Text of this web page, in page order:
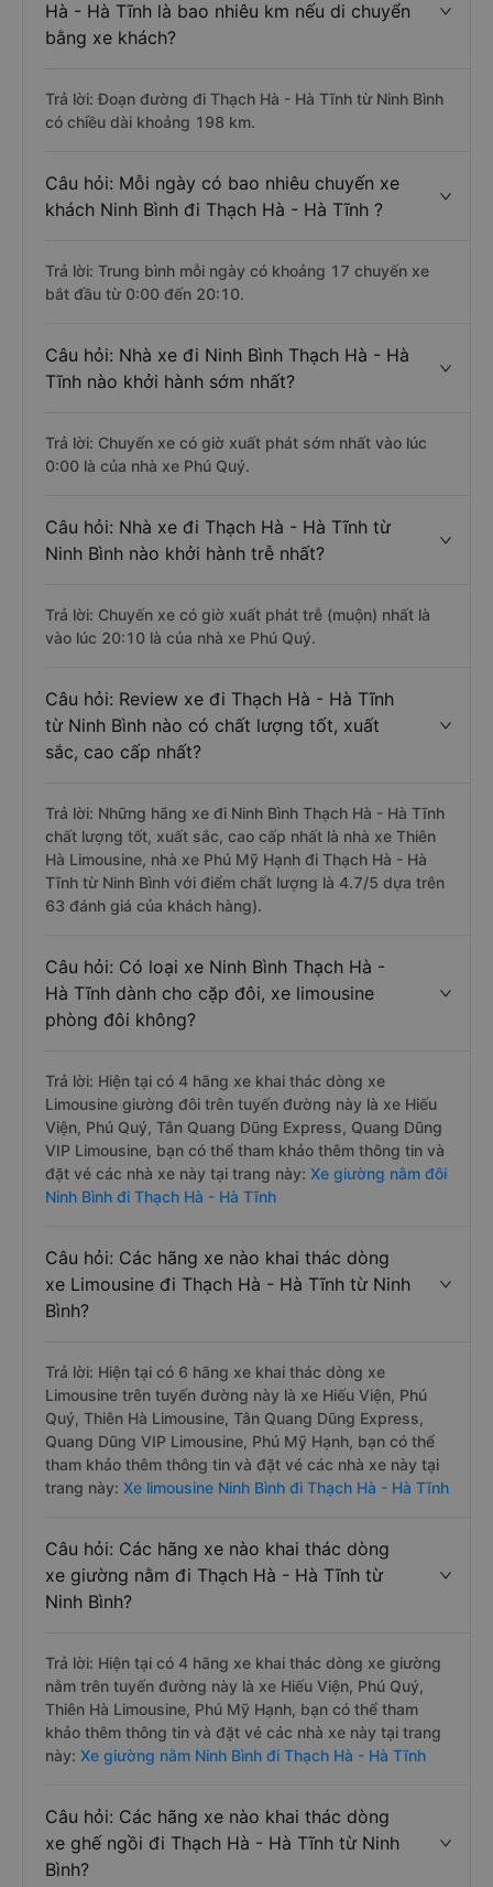
Hà - Hà Tĩnh là bao nhiêu km nếu di chuyển
bằng xe khách?
Trả lời: Đoạn đường đi Thạch Hà - Hà Tĩnh từ Ninh Bình
có chiều dài khoảng 198 km.
Câu hỏi: Mỗi ngày có bao nhiêu chuyến xe
khách Ninh Bình đi Thạch Hà - Hà Tĩnh ?
Trả lời: Trung bình mỗi ngày có khoảng 17 chuyến xe
bắt đầu từ 0:00 đến 20:10.
Câu hỏi: Nhà xe đi Ninh Bình Thạch Hà - Hà
Tĩnh nào khởi hành sớm nhất?
Trả lời: Chuyến xe có giờ xuất phát sớm nhất vào lúc
0:00 là của nhà xe Phú Quý.
Câu hỏi: Nhà xe đi Thạch Hà - Hà Tĩnh từ
Ninh Bình nào khởi hành trễ nhất?
Trả lời: Chuyến xe có giờ xuất phát trễ (muộn) nhất là
vào lúc 20:10 là của nhà xe Phú Quý.
Câu hỏi: Review xe đi Thạch Hà - Hà Tĩnh
từ Ninh Bình nào có chất lượng tốt, xuất
sắc, cao cấp nhất?
Trả lời: Những hãng xe đi Ninh Bình Thạch Hà - Hà Tĩnh
chất lượng tốt, xuất sắc, cao cấp nhất là nhà xe Thiên
Hà Limousine, nhà xe Phú Mỹ Hạnh đi Thạch Hà - Hà
Tĩnh từ Ninh Bình với điểm chất lượng là 4.7/5 dựa trên
63 đánh giá của khách hàng).
Câu hỏi: Có loại xe Ninh Bình Thạch Hà -
Hà Tĩnh dành cho cặp đôi, xe limousine
phòng đôi không?
Trả lời: Hiện tại có 4 hãng xe khai thác dòng xe
Limousine giường đôi trên tuyến đường này là xe Hiếu
Viện, Phú Quý, Tân Quang Dũng Express, Quang Dũng
VIP Limousine, bạn có thể tham khảo thêm thông tin và
đặt vé các nhà xe này tại trang này: Xe giường nằm đôi
Ninh Bình đi Thạch Hà - Hà Tĩnh
Câu hỏi: Các hãng xe nào khai thác dòng
xe Limousine đi Thạch Hà - Hà Tĩnh từ Ninh
Bình?
Trả lời: Hiện tại có 6 hãng xe khai thác dòng xe
Limousine trên tuyến đường này là xe Hiếu Viện, Phú
Quý, Thiên Hà Limousine, Tân Quang Dũng Express,
Quang Dũng VIP Limousine, Phú Mỹ Hạnh, bạn có thể
tham khảo thêm thông tin và đặt vé các nhà xe này tại
trang này: Xe limousine Ninh Bình đi Thạch Hà - Hà Tĩnh
Câu hỏi: Các hãng xe nào khai thác dòng
xe giường nằm đi Thạch Hà - Hà Tĩnh từ
Ninh Bình?
Trả lời: Hiện tại có 4 hãng xe khai thác dòng xe giường
nằm trên tuyến đường này là xe Hiếu Viện, Phú Quý,
Thiên Hà Limousine, Phú Mỹ Hạnh, bạn có thể tham
khảo thêm thông tin và đặt vé các nhà xe này tại trang
này: Xe giường nằm Ninh Bình đi Thạch Hà - Hà Tĩnh
Câu hỏi: Các hãng xe nào khai thác dòng
xe ghế ngồi đi Thạch Hà - Hà Tĩnh từ Ninh
Bình?